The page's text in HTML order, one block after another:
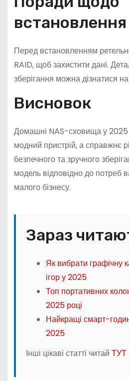
встановлення
Перед встановленням
RAID, щоб захистити дані.
зберігання можна дізнатися на
Висновок
Домашні NAS-сховища у 2025
модний пристрій, а справжнє
безпечного та зручного
модель відповідно до потреб
малого бізнесу.
Зараз
Як вибрати графічну
ігор у 2025
Топ портативних
2025 році
Найкращі смарт-
2025
Інші цікаві статті читай ТУТ